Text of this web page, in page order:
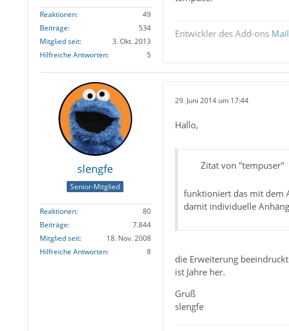
Reaktionen
49
Beiträge
534
Mitglied seit
3. Okt. 2013
Hilfreiche Antworten
5
Entwickler des Add-ons
slengfe
Senior-Mitglied
Reaktionen
80
Beiträge
7.844
Mitglied seit
18. Nov. 2008
Hilfreiche Antworten
8
29. Juni 2014 um 17:44
Hallo,
Zitat von "tempuser"
funktioniert das mit dem
damit individuelle
die Erweiterung
ist Jahre her.
Gruß
slengfe